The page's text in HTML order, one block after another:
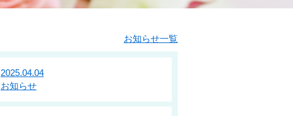
お知らせ一覧
2025.04.04
お知らせ